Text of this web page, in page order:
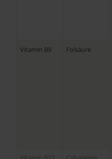
Vitamin B9 Folsäure